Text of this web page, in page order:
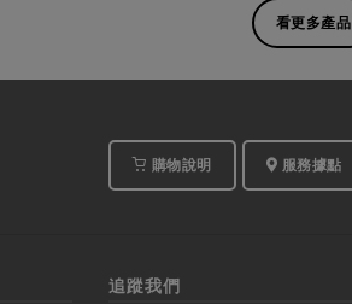
看更多產品
購物說明 服務據點
追蹤我們